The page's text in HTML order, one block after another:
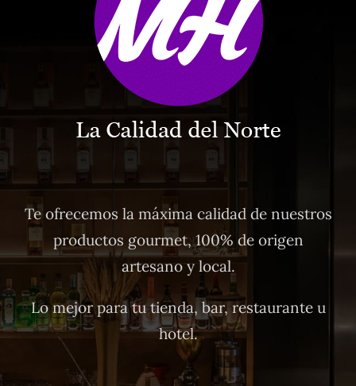
Te ofrecemos la máxima calidad de nuestros
productos gourmet, 100% de origen
artesano y local.
Lo mejor para tu tienda, bar, restaurante u
hotel.